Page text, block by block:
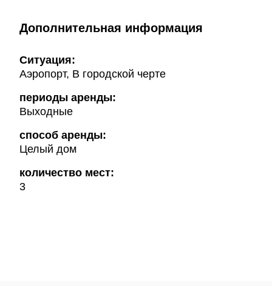
Дополнительная информация
Ситуация:
Аэропорт, В городской черте
периоды аренды:
Выходные
способ аренды:
Целый дом
количество мест:
3